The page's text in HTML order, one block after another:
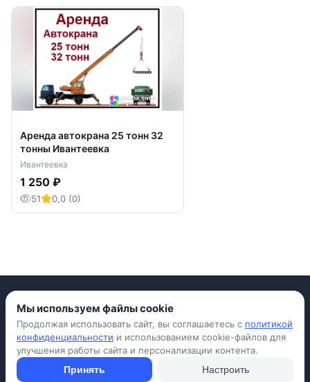
Аренда автокрана 25 тонн 32
тонны Ивантеевка
Ивантеевка
1 250 ₽
51 0,0 (0)
Приложение для iPhone
© Avada Shop, 2026
Конфиденциальность
Подать объявление бесплатно
ОбъявленияВопросы и ответы
Мы используем файлы cookie
Продолжая использовать сайт, вы соглашаетесь с политикой
конфиденциальности и использованием cookie-файлов для
улучшения работы сайта и персонализации контента.
Принять
Настроить